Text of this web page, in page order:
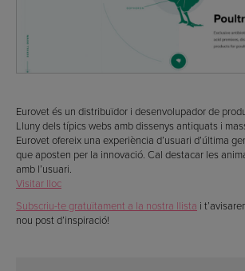
Eurovet és un distribuïdor i desenvolupador de
Lluny dels típics webs amb dissenys antiquats i
Eurovet ofereix una experiència d’usuari d’última
que aposten per la innovació. Cal destacar les
amb l’usuari.
Visitar lloc
Subscriu-te gratuïtament a la nostra llista i
nou post d’inspiració!